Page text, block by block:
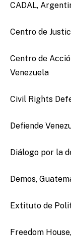
CADAL,
Centro de
Centro de
Venezuela
Civil Rights
Defiende
Diálogo por la
Demos,
Extituto de
Freedom